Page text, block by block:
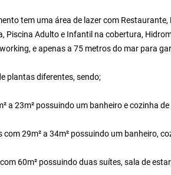
tem uma área de lazer com
Piscina Adulto e Infantil na cobertura,
e apenas a 75 metros do mar para
plantas diferentes, sendo;
a 23m² possuindo um banheiro e cozinha
29m² a 34m² possuindo um banheiro,
60m² possuindo duas suítes, sala de